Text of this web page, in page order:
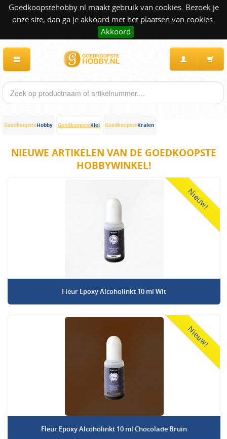
Goedkoopstehobby.nl maakt gebruik van cookies. Bezoek je
onze site, dan ga je akkoord met het plaatsen van cookies.
Akkoord
GoedkoopsteHobby GoedkoopsteKlei GoedkoopsteKralen
NIEUWE ARTIKELEN VAN DE GOEDKOOPSTE
HOBBYWINKEL!
Nieuw!
Fleur Epoxy Alcoholinkt 10 ml Wit
Nieuw!
Fleur Epoxy Alcoholinkt 10 ml Chocolade Bruin